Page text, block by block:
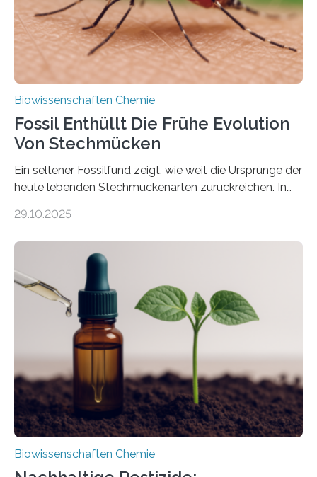
mit scheibenförmiger Gestalt. Was auffällig ist: Die
nächsten…
Biowissenschaften Chemie
Fossil Enthüllt Die Frühe Evolution
Von Stechmücken
Ein seltener Fossilfund zeigt, wie weit die Ursprünge der
heute lebenden Stechmückenarten zurückreichen. In
Forschende die bisher älteste bekannte Stechmücken-
Region Kachin in Myanmar und hat sich in
ausgezeichnetem Zustand erhalten. Es konnte als neue
Art einer neuen Gattung beschrieben werden und trägt
nun den Namen Cretosabethes primaevus. Dieser erste
fossile Nachweis einer Stechmückenlarve in Bernstein
stellt gleichzeitig den ersten Fossilfund einer
Mückenlarve aus dem Mesozoikum dar, denn…
29.10.2025
Biowissenschaften Chemie